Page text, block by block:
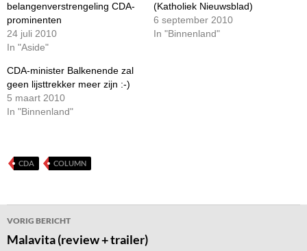
belangenverstrengeling CDA-
prominenten
24 juli 2010
In "Aside"
(Katholiek Nieuwsblad)
6 september 2010
In "Binnenland"
CDA-minister Balkenende zal
geen lijsttrekker meer zijn :-)
5 maart 2010
In "Binnenland"
CDA COLUMN
Bericht
navigatie
VORIG BERICHT
Malavita (review + trailer)